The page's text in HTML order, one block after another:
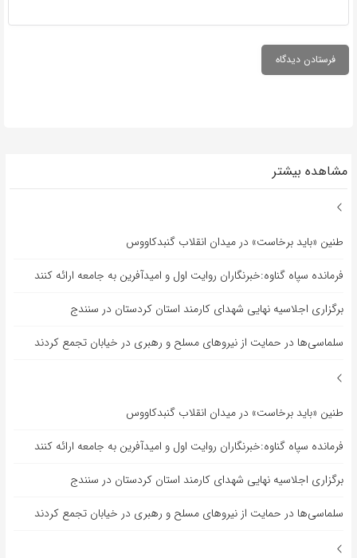
مشاهده بیشتر
طنین «باید برخاست» در میدان انقلاب گنبدکاووس
فرمانده سپاه گناوه:خبرنگاران روایت اول و امیدآفرین به جامعه ارائه کنند
برگزاری اجلاسیه نهایی شهدای کارمند استان کردستان در سنندج
سلماسی‌ها در حمایت از نیروهای مسلح و رهبری در خیابان تجمع کردند
طنین «باید برخاست» در میدان انقلاب گنبدکاووس
فرمانده سپاه گناوه:خبرنگاران روایت اول و امیدآفرین به جامعه ارائه کنند
برگزاری اجلاسیه نهایی شهدای کارمند استان کردستان در سنندج
سلماسی‌ها در حمایت از نیروهای مسلح و رهبری در خیابان تجمع کردند